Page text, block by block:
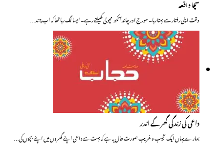
سچا واقعہ
وقت اپنی رفتار سے بہتا رہا۔ سورج اور چاند آنکھ مچولی کھیلتے رہے۔ ایسا لگ رہا تھا کہ اب چند…
داعی کی زندگی گھر کے اندر
ہمارے یہاں ایک عجیب و غریب صورت حال یہ ہے کہ بہت سے داعی اپنے گھروں میں اپنے بچوں کی…